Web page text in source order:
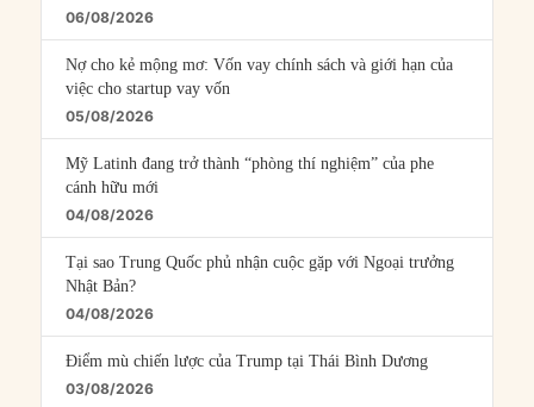
06/08/2026
Nợ cho kẻ mộng mơ: Vốn vay chính sách và giới hạn của
việc cho startup vay vốn
05/08/2026
Mỹ Latinh đang trở thành “phòng thí nghiệm” của phe
cánh hữu mới
04/08/2026
Tại sao Trung Quốc phủ nhận cuộc gặp với Ngoại trưởng
Nhật Bản?
04/08/2026
Điểm mù chiến lược của Trump tại Thái Bình Dương
03/08/2026